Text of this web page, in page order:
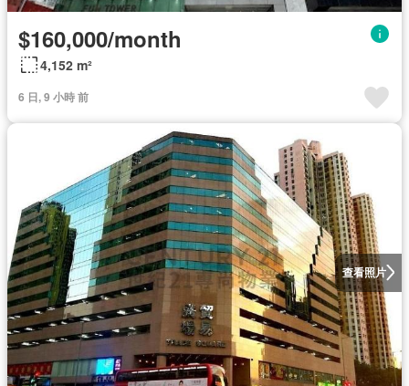
$160,000/month
4,152 m²
6 日, 9 小時 前
查看照片